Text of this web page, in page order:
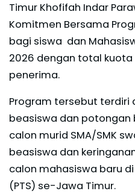
Timur Khofifah Indar
Komitmen Bersama
bagi siswa dan
2026 dengan total kuota
penerima.
Program tersebut terdiri
beasiswa dan potongan
calon murid SMA/SMK
beasiswa dan
calon mahasiswa baru
(PTS) se-Jawa Timur.